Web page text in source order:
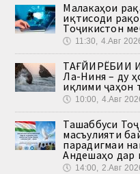
Малакаҳои
иқтисоди
Тоҷикистон
🕔 11:30, 4.Авг
ТАҒЙИРЁБИИ
Ла-Ниня – ду
иқлими ҷаҳон
🕔 10:00, 4.Авг
Ташаббуси
масъулияти
парадигмаи
Андешаҳо дар
🕔 14:00, 2.Авг